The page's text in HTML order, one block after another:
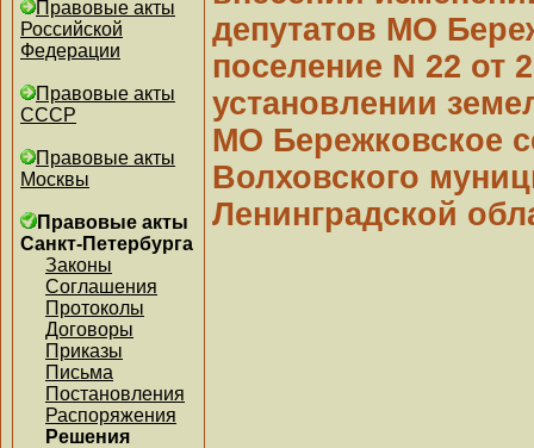
Правовые акты
Российской
Федерации
Правовые акты
СССР
Правовые акты
Москвы
Правовые акты
Санкт-Петербурга
Законы
Соглашения
Протоколы
Договоры
Приказы
Письма
Постановления
Распоряжения
Решения
депутатов МО
поселение N 22 от
установлении
МО Бережковское
Волховского
Ленинградской